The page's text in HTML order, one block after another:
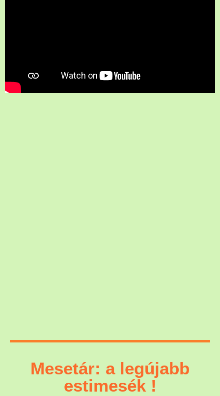
Mesetár: a legújabb
estimesék !